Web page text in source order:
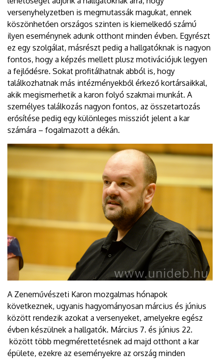
versenyhelyzetben is megmutassák magukat, ennek
köszönhetően országos szinten is kiemelkedő számú
ilyen eseménynek adunk otthont minden évben. Egyrészt
ez egy szolgálat, másrészt pedig a hallgatóknak is nagyon
fontos, hogy a képzés mellett plusz motivációjuk legyen
a fejlődésre. Sokat profitálhatnak abból is, hogy
találkozhatnak más intézményekből érkező kortársaikkal,
akik megismerhetik a karon folyó szakmai munkát. A
személyes találkozás nagyon fontos, az összetartozás
erősítése pedig egy különleges missziót jelent a kar
számára – fogalmazott a dékán.
A Zeneművészeti Karon mozgalmas hónapok
következnek, ugyanis hagyományosan március és június
között rendezik azokat a versenyeket, amelyekre egész
évben készülnek a hallgatók. Március 7. és június 22.
között több megmérettetésnek ad majd otthont a kar
épülete, ezekre az eseményekre az ország minden